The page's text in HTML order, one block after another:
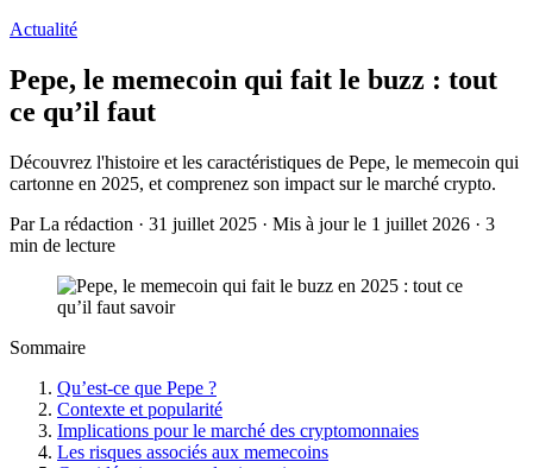
Actualité
Pepe, le memecoin qui fait le buzz : tout
ce qu’il faut
Découvrez l'histoire et les caractéristiques de Pepe, le memecoin qui
cartonne en 2025, et comprenez son impact sur le marché crypto.
Par La rédaction · 31 juillet 2025 · Mis à jour le 1 juillet 2026 · 3
min de lecture
Sommaire
Qu’est-ce que Pepe ?
Contexte et popularité
Implications pour le marché des cryptomonnaies
Les risques associés aux memecoins